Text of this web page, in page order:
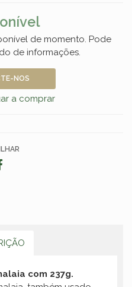
de momento. Pode
de informações.
NOS
a comprar
com 237g.